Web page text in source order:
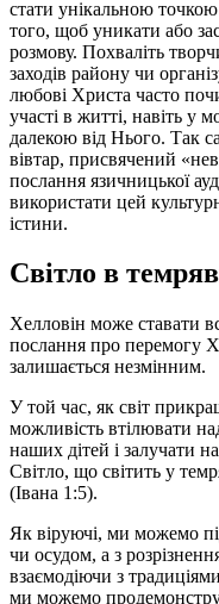
стати унікальною
того, щоб уникати або
розмову. Похваліть
заходів району чи
любові Христа часто
участі в житті, навіть у
далекою від Нього. Так
вівтар, присвячений
послання язичницької
використати цей
істини.
Світло в
Хелловін може ставати
послання про перемогу
залишається незмінним.
У той час, як світ
можливість втілювати
наших дітей і залучати
Світло, що світить у
(Івана 1:5).
Як віруючі, ми можемо
чи осудом, а з
взаємодіючи з
ми можемо